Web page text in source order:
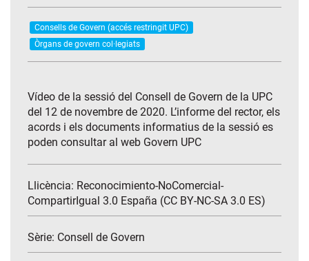
Consells de Govern (accés restringit UPC)
Òrgans de govern col·legiats
Vídeo de la sessió del Consell de Govern de la UPC
del 12 de novembre de 2020. L’informe del rector, els
acords i els documents informatius de la sessió es
poden consultar al web Govern UPC
Llicència: Reconocimiento-NoComercial-
CompartirIgual 3.0 España (CC BY-NC-SA 3.0 ES)
Sèrie: Consell de Govern